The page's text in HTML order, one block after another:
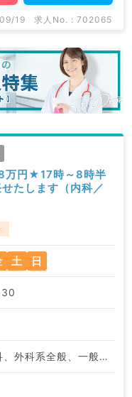
19 求人No. : 702065
万円★17時～8時半
たします（内科／
土 日
整形外科、一般内科、外科系全般、一般外科